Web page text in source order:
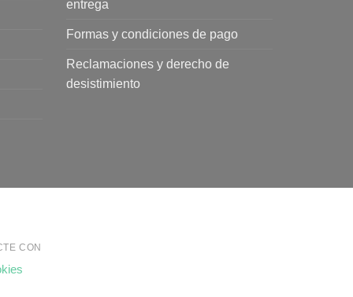
entrega
Formas y condiciones de pago
Reclamaciones y derecho de
desistimiento
CON